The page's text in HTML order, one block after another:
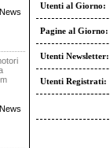
Utenti al Giorno:
Pagine al Giorno:
Utenti Newsletter:
Utenti Registrati: